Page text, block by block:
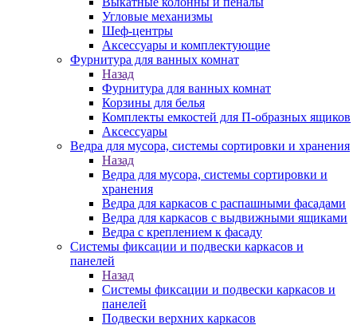
Угловые механизмы
Шеф-центры
Аксессуары и комплектующие
Фурнитура для ванных комнат
Назад
Фурнитура для ванных комнат
Корзины для белья
Комплекты емкостей для П-образных ящиков
Аксессуары
Ведра для мусора, системы сортировки и хранения
Назад
Ведра для мусора, системы сортировки и
хранения
Ведра для каркасов с распашными фасадами
Ведра для каркасов с выдвижными ящиками
Ведра с креплением к фасаду
Системы фиксации и подвески каркасов и
панелей
Назад
Системы фиксации и подвески каркасов и
панелей
Подвески верхних каркасов